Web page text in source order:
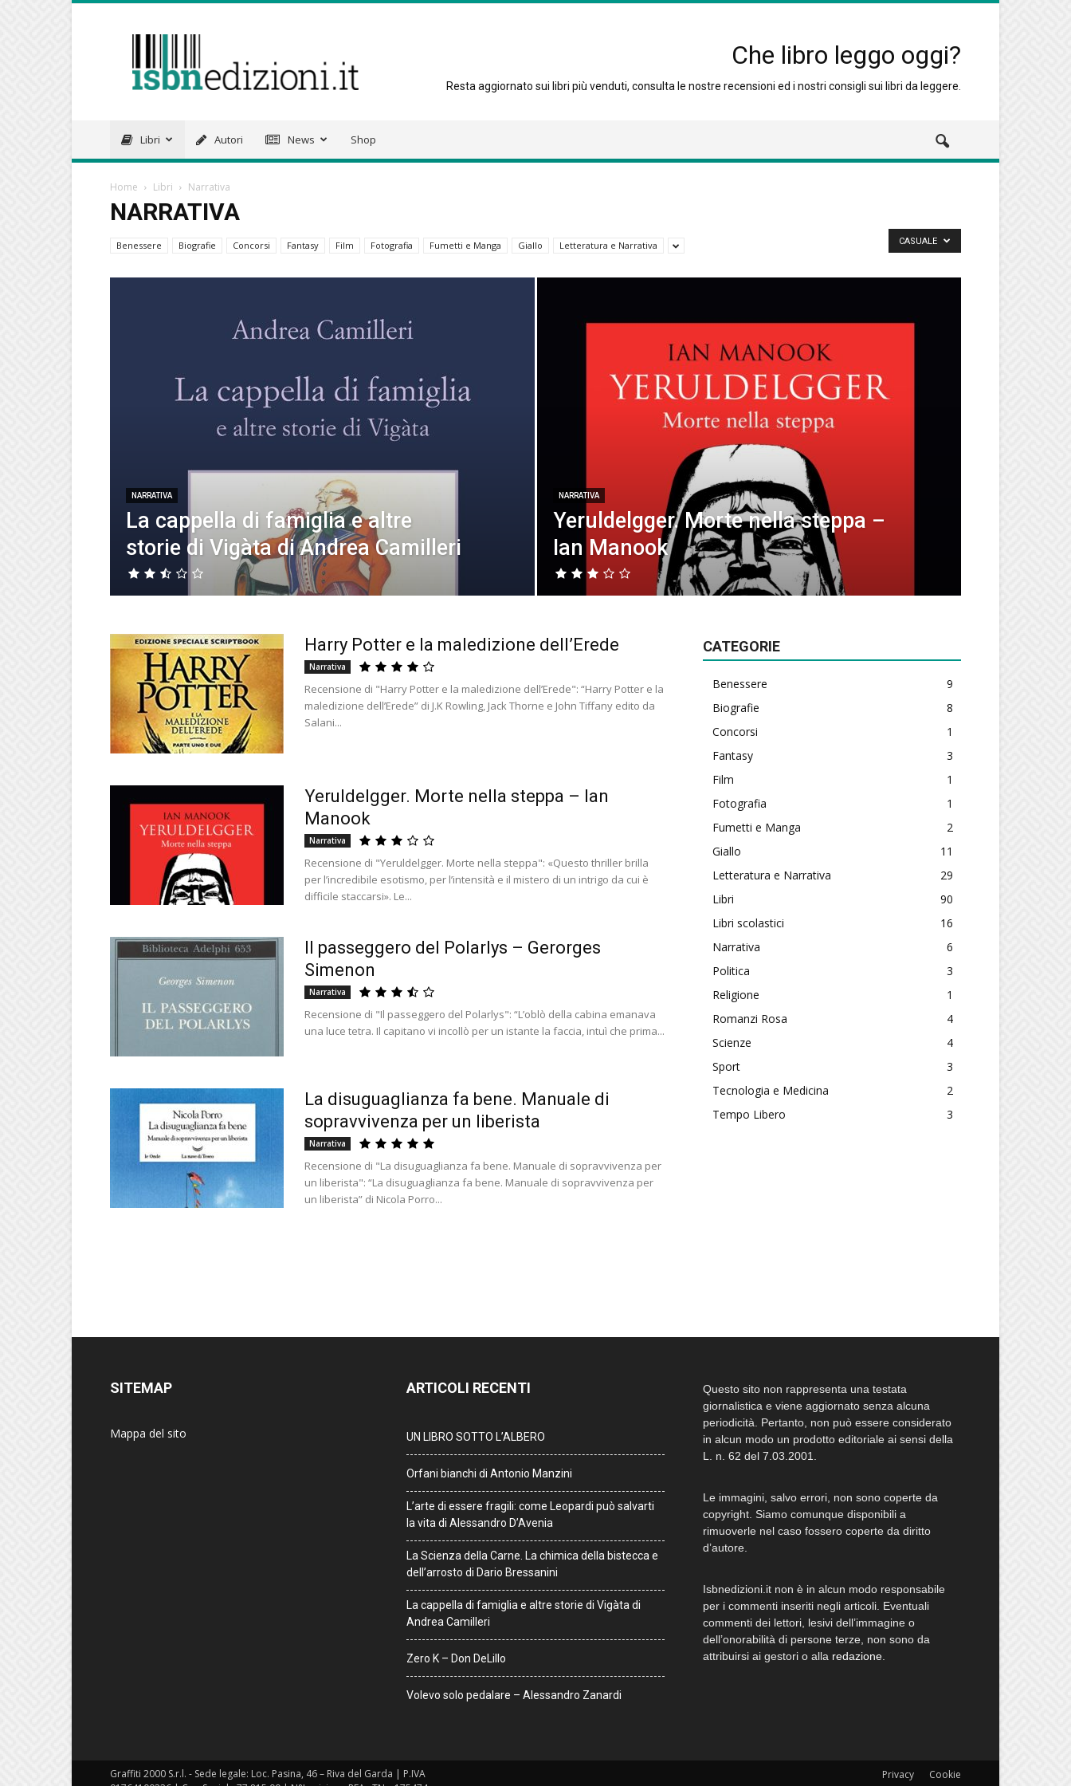
isbnedizioni.it
Che libro leggo oggi?
Resta aggiornato sui libri più venduti, consulta le nostre recensioni ed i nostri consigli sui libri da leggere.
Libri Autori News Shop
Home Libri Narrativa
NARRATIVA
Benessere Biografie Concorsi Fantasy Film Fotografia Fumetti e Manga Giallo Letteratura e Narrativa CASUALE
NARRATIVA
La cappella di famiglia e altre
storie di Vigàta di Andrea Camilleri
NARRATIVA
Yeruldelgger. Morte nella steppa –
Ian Manook
Harry Potter e la maledizione dell’Erede
Narrativa
Recensione di "Harry Potter e la maledizione dell’Erede": “Harry Potter e la
maledizione dell’Erede” di J.K Rowling, Jack Thorne e John Tiffany edito da
Salani...
Yeruldelgger. Morte nella steppa – Ian
Manook
Narrativa
Recensione di "Yeruldelgger. Morte nella steppa": «Questo thriller brilla
per l’incredibile esotismo, per l’intensità e il mistero di un intrigo da cui è
difficile staccarsi». Le...
Il passeggero del Polarlys – Gerorges
Simenon
Narrativa
Recensione di "Il passeggero del Polarlys": “L’oblò della cabina emanava
una luce tetra. Il capitano vi incollò per un istante la faccia, intuì che prima...
La disuguaglianza fa bene. Manuale di
sopravvivenza per un liberista
Narrativa
Recensione di "La disuguaglianza fa bene. Manuale di sopravvivenza per
un liberista": “La disuguaglianza fa bene. Manuale di sopravvivenza per
un liberista” di Nicola Porro...
CATEGORIE
Benessere
9
Biografie
8
Concorsi
1
Fantasy
3
Film
1
Fotografia
1
Fumetti e Manga
2
Giallo
11
Letteratura e Narrativa
29
Libri
90
Libri scolastici
16
Narrativa
6
Politica
3
Religione
1
Romanzi Rosa
4
Scienze
4
Sport
3
Tecnologia e Medicina
2
Tempo Libero
3
SITEMAP
Mappa del sito
ARTICOLI RECENTI
UN LIBRO SOTTO L’ALBERO
Orfani bianchi di Antonio Manzini
L’arte di essere fragili: come Leopardi può salvarti
la vita di Alessandro D’Avenia
La Scienza della Carne. La chimica della bistecca e
dell’arrosto di Dario Bressanini
La cappella di famiglia e altre storie di Vigàta di
Andrea Camilleri
Zero K – Don DeLillo
Volevo solo pedalare – Alessandro Zanardi
Questo sito non rappresenta una testata
giornalistica e viene aggiornato senza alcuna
periodicità. Pertanto, non può essere considerato
in alcun modo un prodotto editoriale ai sensi della
L. n. 62 del 7.03.2001.
Le immagini, salvo errori, non sono coperte da
copyright. Siamo comunque disponibili a
rimuoverle nel caso fossero coperte da diritto
d’autore.
Isbnedizioni.it non è in alcun modo responsabile
per i commenti inseriti negli articoli. Eventuali
commenti dei lettori, lesivi dell’immagine o
dell’onorabilità di persone terze, non sono da
attribuirsi ai gestori o alla redazione
Privacy Cookie
Graffiti 2000 S.r.l. - Sede legale: Loc. Pasina, 46 – Riva del Garda | P.IVA